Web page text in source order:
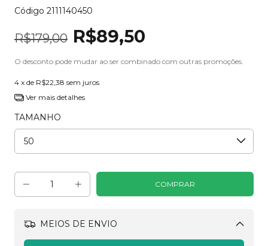
Código 2111140450
R$179,00 R$89,50
O desconto pode mudar ao ser combinado com outras promoções.
4 x de R$22,38 sem juros
Ver mais detalhes
TAMANHO
MEIOS DE ENVIO